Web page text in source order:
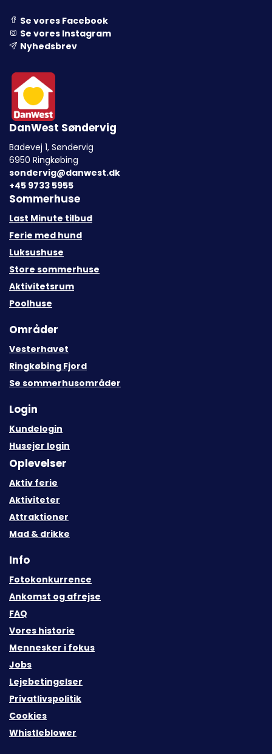
Se vores Facebook
Se vores Instagram
Nyhedsbrev
DanWest Søndervig
Badevej 1, Søndervig
6950 Ringkøbing
sondervig@danwest.dk
+45 9733 5955
Sommerhuse
Last Minute tilbud
Ferie med hund
Luksushuse
Store sommerhuse
Aktivitetsrum
Poolhuse
Områder
Vesterhavet
Ringkøbing Fjord
Se sommerhusområder
Login
Kundelogin
Husejer login
Oplevelser
Aktiv ferie
Aktiviteter
Attraktioner
Mad & drikke
Info
Fotokonkurrence
Ankomst og afrejse
FAQ
Vores historie
Mennesker i fokus
Jobs
Lejebetingelser
Privatlivspolitik
Cookies
Whistleblower